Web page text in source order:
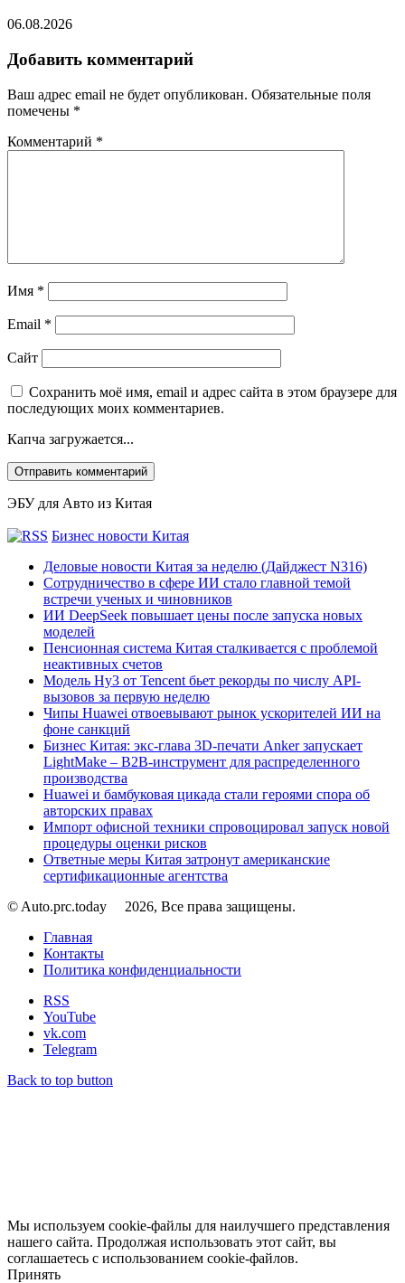
06.08.2026
Добавить комментарий
Ваш адрес email не будет опубликован. Обязательные поля
помечены *
Комментарий *
Имя *
Email *
Сайт
Сохранить моё имя, email и адрес сайта в этом браузере для
последующих моих комментариев.
Капча загружается...
ЭБУ для Авто из Китая
Бизнес новости Китая
Деловые новости Китая за неделю (Дайджест N316)
Сотрудничество в сфере ИИ стало главной темой
встречи ученых и чиновников
ИИ DeepSeek повышает цены после запуска новых
моделей
Пенсионная система Китая сталкивается с проблемой
неактивных счетов
Модель Hy3 от Tencent бьет рекорды по числу API-
вызовов за первую неделю
Чипы Huawei отвоевывают рынок ускорителей ИИ на
фоне санкций
Бизнес Китая: экс-глава 3D-печати Anker запускает
LightMake – B2B-инструмент для распределенного
производства
Huawei и бамбуковая цикада стали героями спора об
авторских правах
Импорт офисной техники спровоцировал запуск новой
процедуры оценки рисков
Ответные меры Китая затронут американские
сертификационные агентства
© Auto.prc.today
2026, Все права защищены.
Главная
Контакты
Политика конфиденциальности
RSS
YouTube
vk.com
Telegram
Back to top button
Мы используем cookie-файлы для наилучшего представления
нашего сайта. Продолжая использовать этот сайт, вы
соглашаетесь с использованием cookie-файлов.
Принять